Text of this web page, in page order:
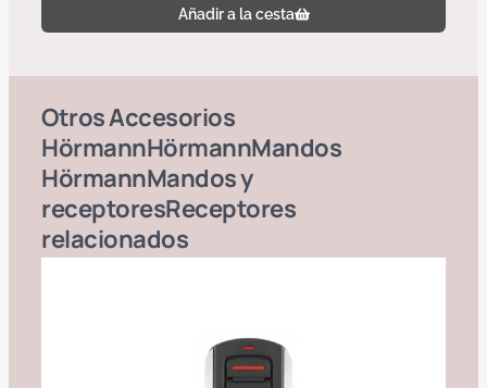
Añadir a la cesta
OtrosAccesorios
HörmannHörmannMandos
HörmannMandos y
receptoresReceptores
relacionados